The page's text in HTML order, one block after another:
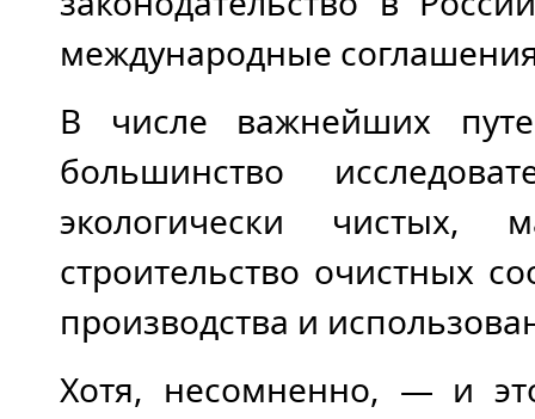
международные
В числе важнейших
большинство
экологически чистых,
строительство очистных
производства и
Хотя, несомненно, — и